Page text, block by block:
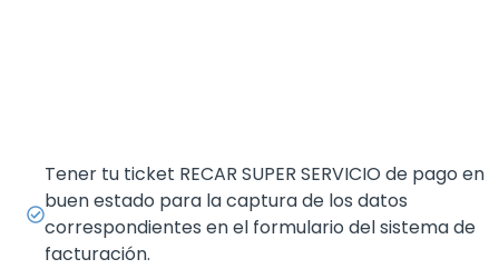
Tener tu ticket RECAR SUPER SERVICIO de pago en
buen estado para la captura de los datos
correspondientes en el formulario del sistema de
facturación.